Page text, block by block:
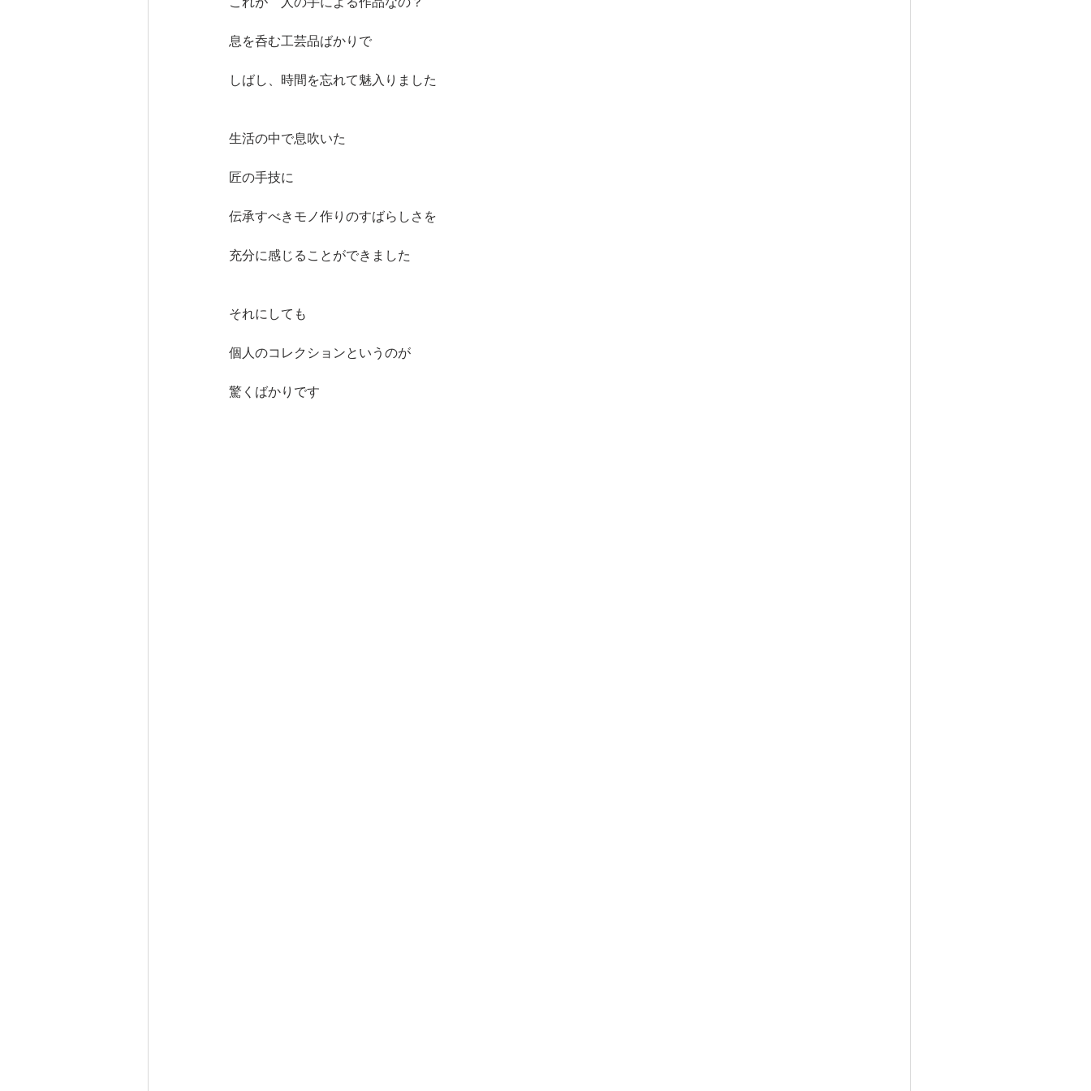
息を呑む工芸品ばかりで
しばし、時間を忘れて魅入りました
生活の中で息吹いた
匠の手技に
伝承すべきモノ作りのすばらしさを
充分に感じることができました
それにしても
個人のコレクションというのが
驚くばかりです